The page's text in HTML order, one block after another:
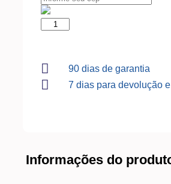
90 dias de garantia
7 dias para devolução
Informações do